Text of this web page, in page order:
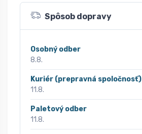
Spôsob dopravy
Osobný odber
8.8.
Kuriér (prepravná spoločnosť)
11.8.
Paletový odber
11.8.